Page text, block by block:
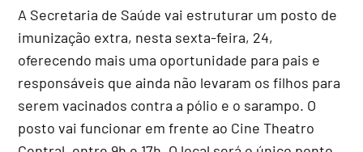
A Secretaria de Saúde vai estruturar um posto de
imunização extra, nesta sexta-feira, 24,
oferecendo mais uma oportunidade para pais e
responsáveis que ainda não levaram os filhos para
serem vacinados contra a pólio e o sarampo. O
posto vai funcionar em frente ao Cine Theatro